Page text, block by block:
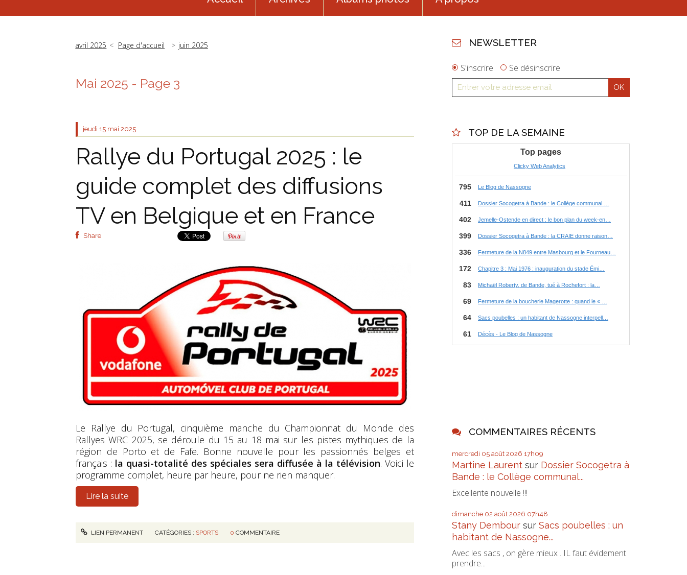
avril 2025 Page d'accueil juin 2025
Mai 2025 - Page 3
jeudi 15 mai 2025
Rallye du Portugal 2025 : le
guide complet des diffusions
TV en Belgique et en France
Share
Le Rallye du Portugal, cinquième manche du Championnat du Monde des
Rallyes WRC 2025, se déroule du 15 au 18 mai sur les pistes mythiques de la
région de Porto et de Fafe. Bonne nouvelle pour les passionnés belges et
français : la quasi-totalité des spéciales sera diffusée à la télévision. Voici le
programme complet, heure par heure, pour ne rien manquer.
Lire la suite
LIEN PERMANENT CATÉGORIES : SPORTS 0 COMMENTAIRE
NEWSLETTER
S'inscrire Se désinscrire
TOP DE LA SEMAINE
COMMENTAIRES RÉCENTS
mercredi 05 août 2026 17h09
Martine Laurent sur Dossier Socogetra à
Bande : le Collège communal...
Excellente nouvelle !!!
dimanche 02 août 2026 07h48
Stany Dembour surSacs poubelles : un
habitant de Nassogne...
Avec les sacs , on gère mieux . IL faut évidement
prendre...